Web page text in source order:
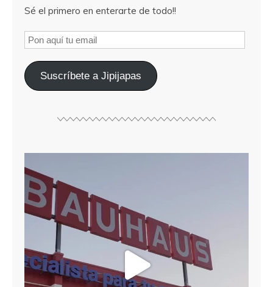
Sé el primero en enterarte de todo!!
Suscríbete a Jipijapas